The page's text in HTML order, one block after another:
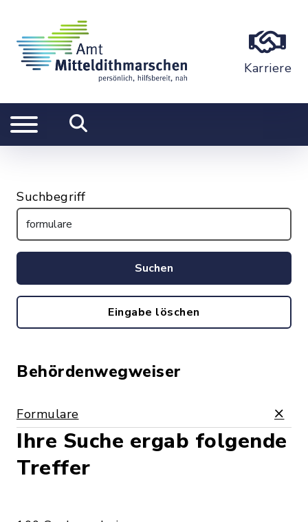
Karriere
Ihre Suche ergab folgende
Treffer
Suchbegriff
Eingabe löschen
Behördenwegweiser
Formulare